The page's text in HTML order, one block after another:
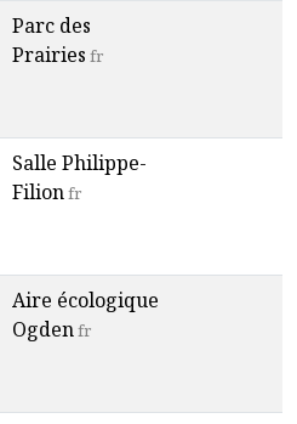
Parc des
Prairies fr
Salle Philippe-
Filionfr
Aire écologique
Ogdenfr